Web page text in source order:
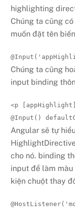
highlighting
Chúng ta cũng
muốn đặt tên
@Input (
Chúng ta cũng
input binding
<p
@Input ( )
Angular sẽ tự
cho nó. binding
input để làm
kiện chuột thay
@HostListener(